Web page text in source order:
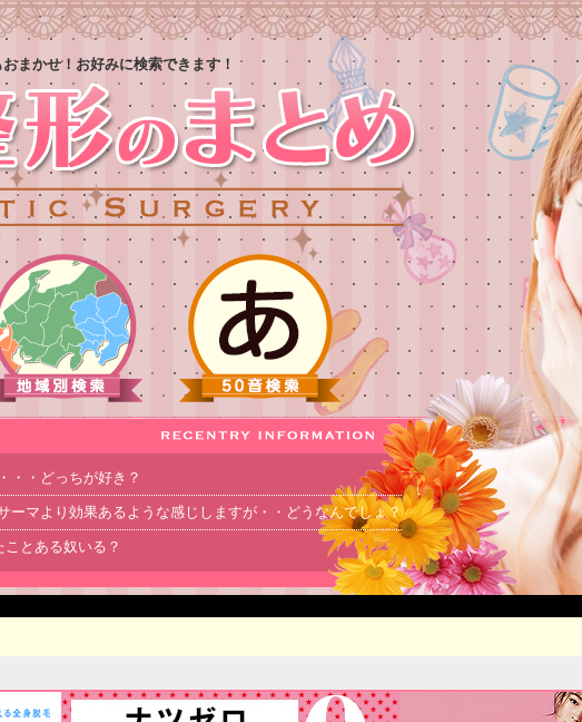
まかせ！お好みに検索できます！
・・どっちが好き？
マより効果あるような感じしますが・・どうなんでしょ？
とある奴いる？